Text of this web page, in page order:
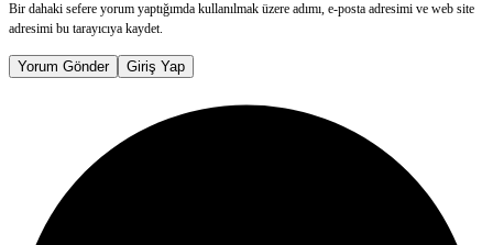
Bir dahaki sefere yorum yaptığımda kullanılmak üzere adımı, e-posta adresimi ve web site
adresimi bu tarayıcıya kaydet.
Yorum Gönder Giriş Yap